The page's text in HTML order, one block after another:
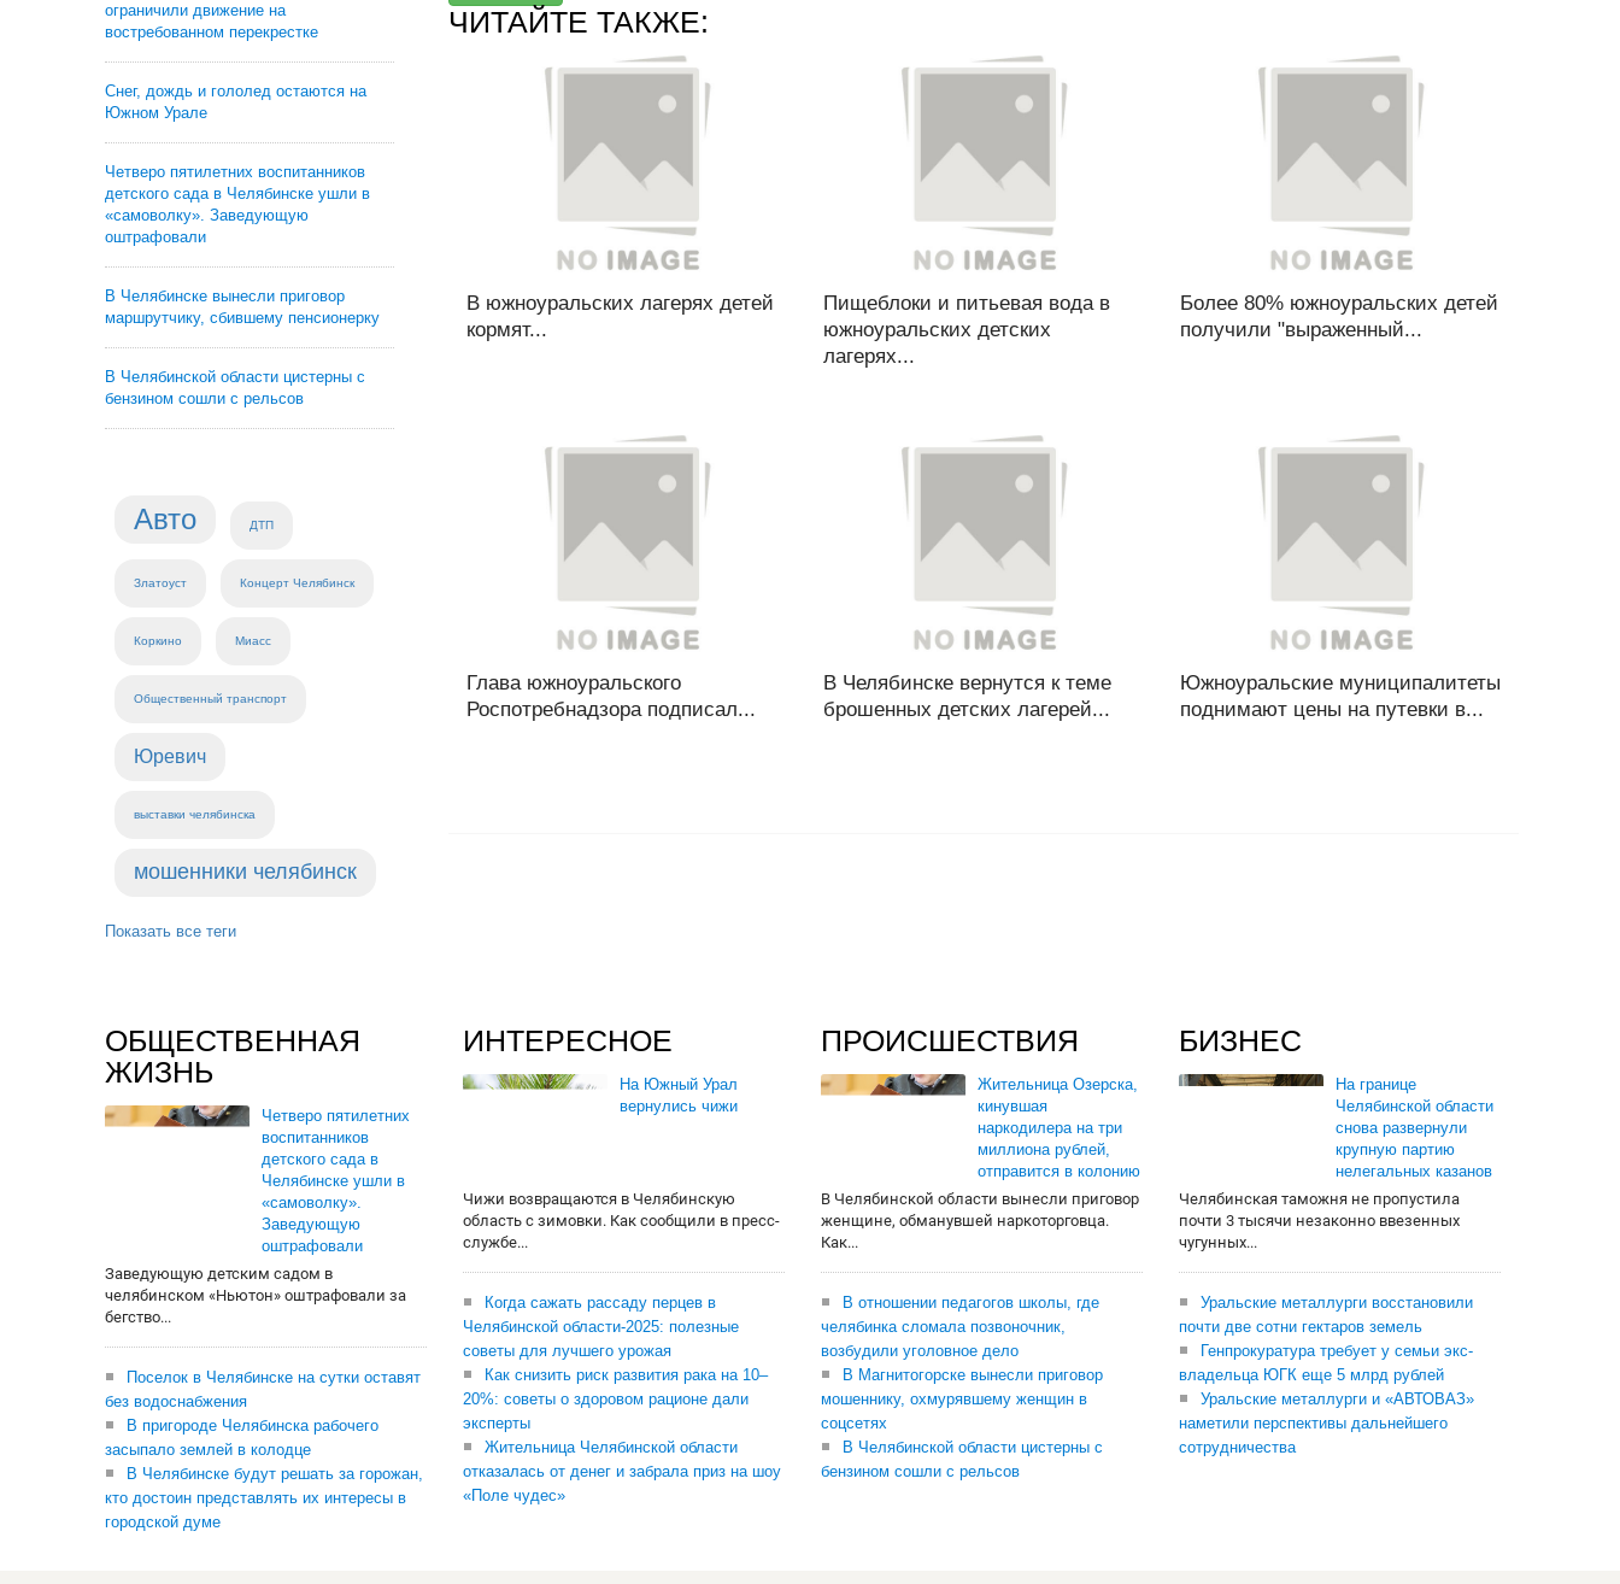
ограничили движение на
востребованном перекрестке
Снег, дождь и гололед остаются на
Южном Урале
Четверо пятилетних воспитанников
детского сада в Челябинске ушли в
«самоволку». Заведующую
оштрафовали
В Челябинске вынесли приговор
маршрутчику, сбившему пенсионерку
В Челябинской области цистерны с
бензином сошли с рельсов
Авто ДТП
Златоуст Концерт Челябинск
Коркино Миасс
Общественный транспорт
Юревич
выставки челябинска
мошенники челябинск
Показать все теги
ЧИТАЙТЕ ТАКЖЕ:
В южноуральских лагерях детей
кормят...
Пищеблоки и питьевая вода в
южноуральских детских
лагерях...
Более 80% южноуральских детей
получили "выраженный...
Глава южноуральского
Роспотребнадзора подписал...
В Челябинске вернутся к теме
брошенных детских лагерей...
Южноуральские муниципалитеты
поднимают цены на путевки в...
ОБЩЕСТВЕННАЯ
ЖИЗНЬ
Четверо пятилетних
воспитанников
детского сада в
Челябинске ушли в
«самоволку».
Заведующую
оштрафовали
Заведующую детским садом в
челябинском «Ньютон» оштрафовали за
бегство...
Поселок в Челябинске на сутки оставят
без водоснабжения
В пригороде Челябинска рабочего
засыпало землей в колодце
В Челябинске будут решать за горожан,
кто достоин представлять их интересы в
городской думе
ИНТЕРЕСНОЕ
На Южный Урал
вернулись чижи
Чижи возвращаются в Челябинскую
область с зимовки. Как сообщили в пресс-
службе...
Когда сажать рассаду перцев в
Челябинской области-2025: полезные
советы для лучшего урожая
Как снизить риск развития рака на 10–
20%: советы о здоровом рационе дали
эксперты
Жительница Челябинской области
отказалась от денег и забрала приз на шоу
«Поле чудес»
ПРОИСШЕСТВИЯ
Жительница Озерска,
кинувшая
наркодилера на три
миллиона рублей,
отправится в колонию
В Челябинской области вынесли приговор
женщине, обманувшей наркоторговца.
Как...
В отношении педагогов школы, где
челябинка сломала позвоночник,
возбудили уголовное дело
В Магнитогорске вынесли приговор
мошеннику, охмурявшему женщин в
соцсетях
В Челябинской области цистерны с
бензином сошли с рельсов
БИЗНЕС
На границе
Челябинской области
снова развернули
крупную партию
нелегальных казанов
Челябинская таможня не пропустила
почти 3 тысячи незаконно ввезенных
чугунных...
Уральские металлурги восстановили
почти две сотни гектаров земель
Генпрокуратура требует у семьи экс-
владельца ЮГК еще 5 млрд рублей
Уральские металлурги и «АВТОВАЗ»
наметили перспективы дальнейшего
сотрудничества